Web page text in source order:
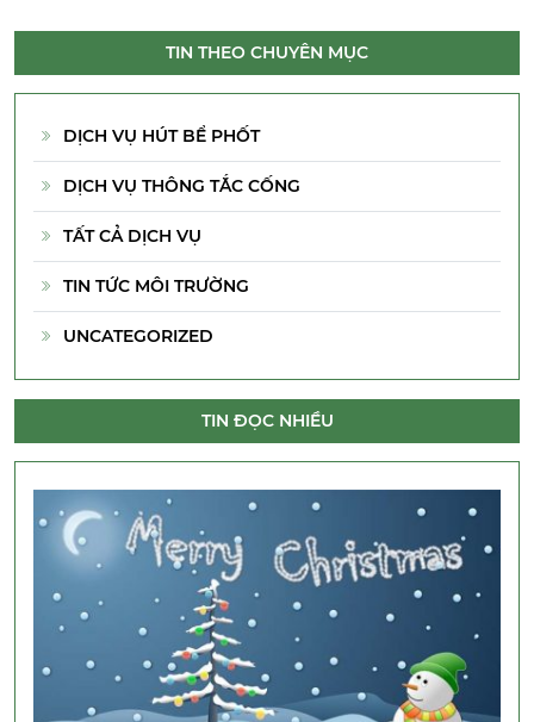
TIN THEO CHUYÊN MỤC
DỊCH VỤ HÚT BỂ PHỐT
DỊCH VỤ THÔNG TẮC CỐNG
TẤT CẢ DỊCH VỤ
TIN TỨC MÔI TRƯỜNG
UNCATEGORIZED
TIN ĐỌC NHIỀU